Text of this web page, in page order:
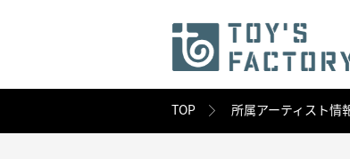
TOP 所属アーティスト情